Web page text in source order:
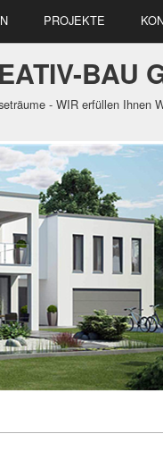
PROJEKTE
BAU
- WIR erfüllen Ihnen